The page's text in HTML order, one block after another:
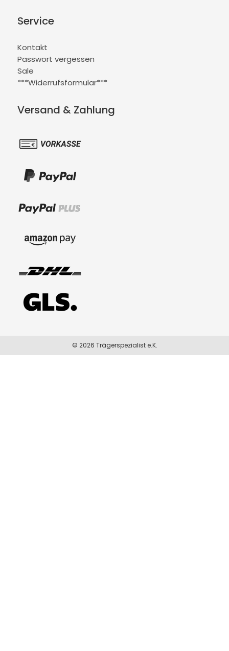
Service
Kontakt
Passwort vergessen
Sale
***Widerrufsformular***
Versand & Zahlung
© 2026 Trägerspezialist e.K.